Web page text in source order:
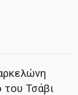
του Τσάβι